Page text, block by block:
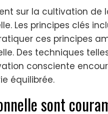
sur la cultivation de
Les principes clés
ces principes
Des techniques
consciente
équilibrée.
sont